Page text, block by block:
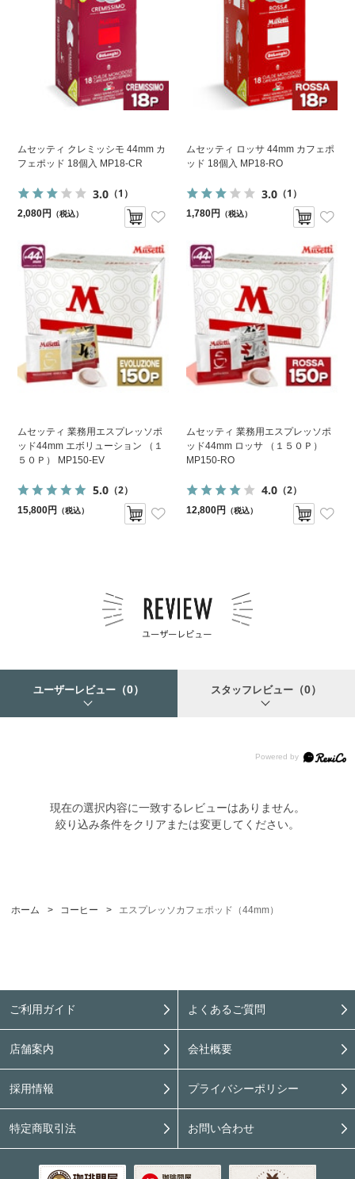
ムセッティ クレミッシモ 44mm カ
フェポッド 18個入 MP18-CR
3.0（1）
2,080円 （税込）
ムセッティ ロッサ 44mm カフェポ
ッド 18個入 MP18-RO
3.0（1）
1,780円 （税込）
ムセッティ 業務用エスプレッソポ
ッド44mm エボリューション （１
５０Ｐ） MP150-EV
5.0（2）
15,800円 （税込）
ムセッティ 業務用エスプレッソポ
ッド44mm ロッサ （１５０Ｐ）
MP150-RO
4.0（2）
12,800円 （税込）
ユーザーレビュー （0） スタッフレビュー （0）
現在の選択内容に一致するレビューはありません。
絞り込み条件をクリアまたは変更してください。
ホーム > コーヒー > エスプレッソカフェポッド（44mm）
ご利用ガイド よくあるご質問
店舗案内 会社概要
採用情報 プライバシーポリシー
特定商取引法 お問い合わせ